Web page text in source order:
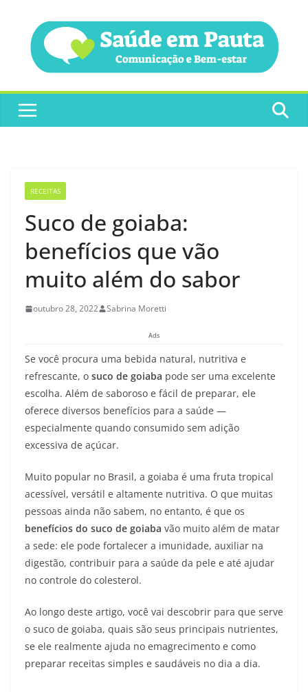
conteúdo
RECEITAS
Suco de goiaba:
benefícios que vão
muito além do sabor
outubro 28, 2022 Sabrina Moretti
Ads
Se você procura uma bebida natural, nutritiva e
refrescante, o suco de goiaba pode ser uma excelente
escolha. Além de saboroso e fácil de preparar, ele
oferece diversos benefícios para a saúde —
especialmente quando consumido sem adição
excessiva de açúcar.
Muito popular no Brasil, a goiaba é uma fruta tropical
acessível, versátil e altamente nutritiva. O que muitas
pessoas ainda não sabem, no entanto, é que os
benefícios do suco de goiaba vão muito além de matar
a sede: ele pode fortalecer a imunidade, auxiliar na
digestão, contribuir para a saúde da pele e até ajudar
no controle do colesterol.
Ao longo deste artigo, você vai descobrir para que serve
o suco de goiaba, quais são seus principais nutrientes,
se ele realmente ajuda no emagrecimento e como
preparar receitas simples e saudáveis no dia a dia.